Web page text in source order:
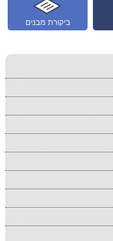
ביקורת מבנים